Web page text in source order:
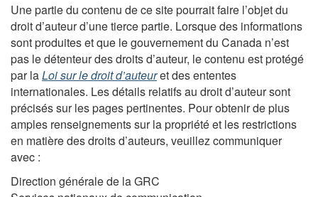
Une partie du contenu de ce site pourrait faire l’objet du
droit d’auteur d’une tierce partie. Lorsque des informations
sont produites et que le gouvernement du Canada n’est
pas le détenteur des droits d’auteur, le contenu est protégé
par laLoi sur le droit d’auteuret des ententes
internationales. Les détails relatifs au droit d’auteur sont
précisés sur les pages pertinentes. Pour obtenir de plus
amples renseignements sur la propriété et les restrictions
en matière des droits d’auteurs, veuillez communiquer
avec :
Direction générale de la GRC